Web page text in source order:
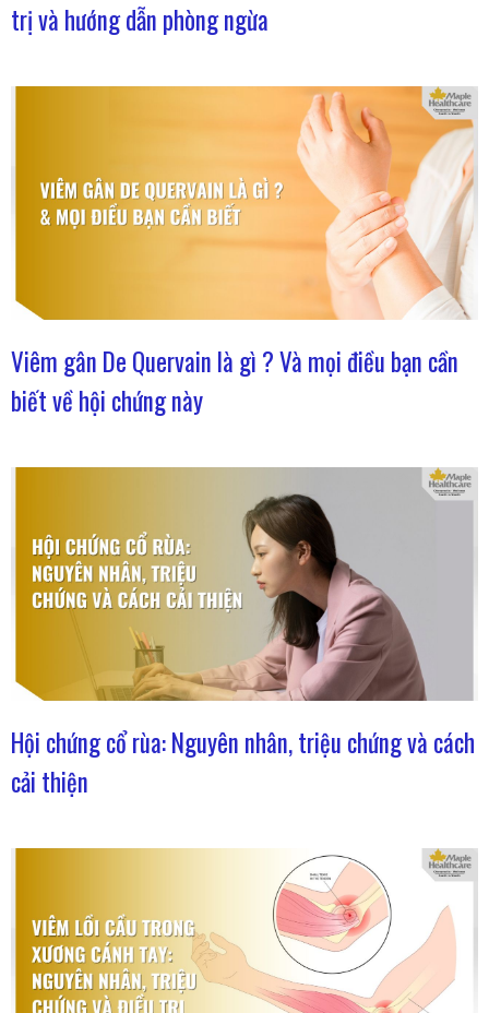
trị và hướng dẫn phòng ngừa
Viêm gân De Quervain là gì ? Và mọi điều bạn cần
biết về hội chứng này
Hội chứng cổ rùa: Nguyên nhân, triệu chứng và cách
cải thiện